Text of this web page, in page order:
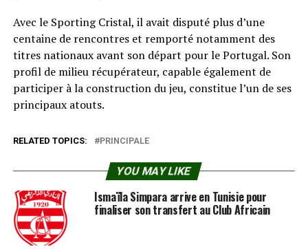
Avec le Sporting Cristal, il avait disputé plus d’une
centaine de rencontres et remporté notamment des
titres nationaux avant son départ pour le Portugal. Son
profil de milieu récupérateur, capable également de
participer à la construction du jeu, constitue l’un de ses
principaux atouts.
RELATED TOPICS: PRINCIPALE
YOU MAY LIKE
Ismaïla Simpara arrive en Tunisie pour
finaliser son transfert au Club Africain